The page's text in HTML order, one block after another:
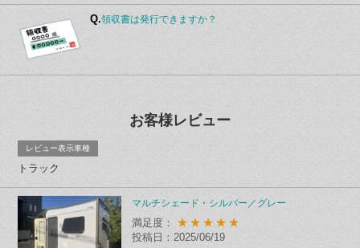
Q.領収書は発行できますか？
お客様レビュー
レビュー表示車種
トラック
マルチシェード・シルバー／グレー
満足度： ★★★★★
投稿日：2025/06/19